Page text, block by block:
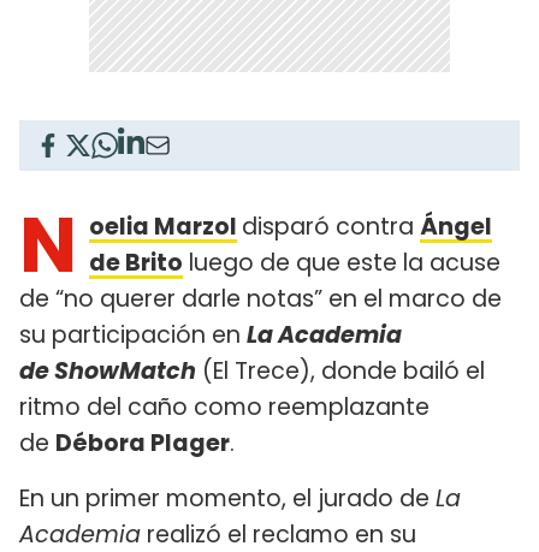
N oelia Marzol disparó contra Ángel
de Brito luego de que este la acuse
de “no querer darle notas” en el marco de
su participación en La Academia
de ShowMatch (El Trece), donde bailó el
ritmo del caño como reemplazante
de Débora Plager.
En un primer momento, el jurado de La
Academia realizó el reclamo en su